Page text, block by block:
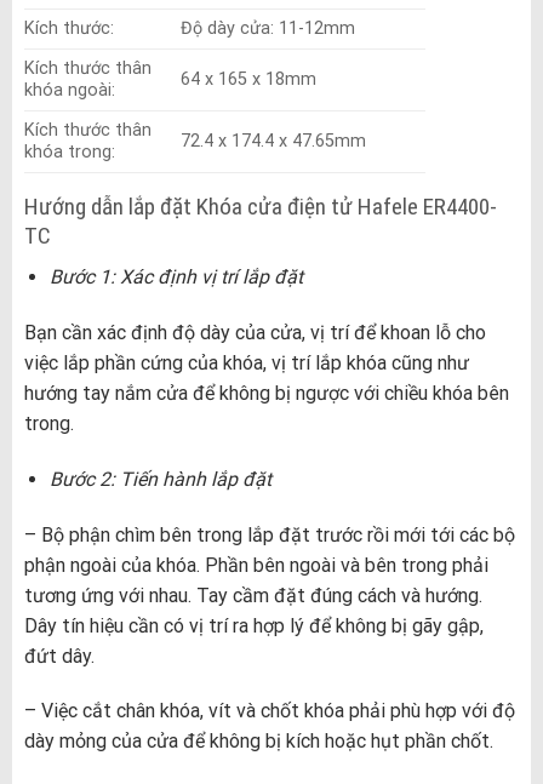
Kích thước:
Độ dày cửa: 11-12mm
Kích thước thân
khóa ngoài:
64 x 165 x 18mm
Kích thước thân
khóa trong:
72.4 x 174.4 x 47.65mm
Hướng dẫn lắp đặt Khóa cửa điện tử Hafele ER4400-
TC
Bước 1: Xác định vị trí lắp đặt
Bạn cần xác định độ dày của cửa, vị trí để khoan lỗ cho
việc lắp phần cứng của khóa, vị trí lắp khóa cũng như
hướng tay nắm cửa để không bị ngược với chiều khóa bên
trong.
Bước 2: Tiến hành lắp đặt
– Bộ phận chìm bên trong lắp đặt trước rồi mới tới các bộ
phận ngoài của khóa. Phần bên ngoài và bên trong phải
tương ứng với nhau. Tay cầm đặt đúng cách và hướng.
Dây tín hiệu cần có vị trí ra hợp lý để không bị gãy gập,
đứt dây.
– Việc cắt chân khóa, vít và chốt khóa phải phù hợp với độ
dày mỏng của cửa để không bị kích hoặc hụt phần chốt.